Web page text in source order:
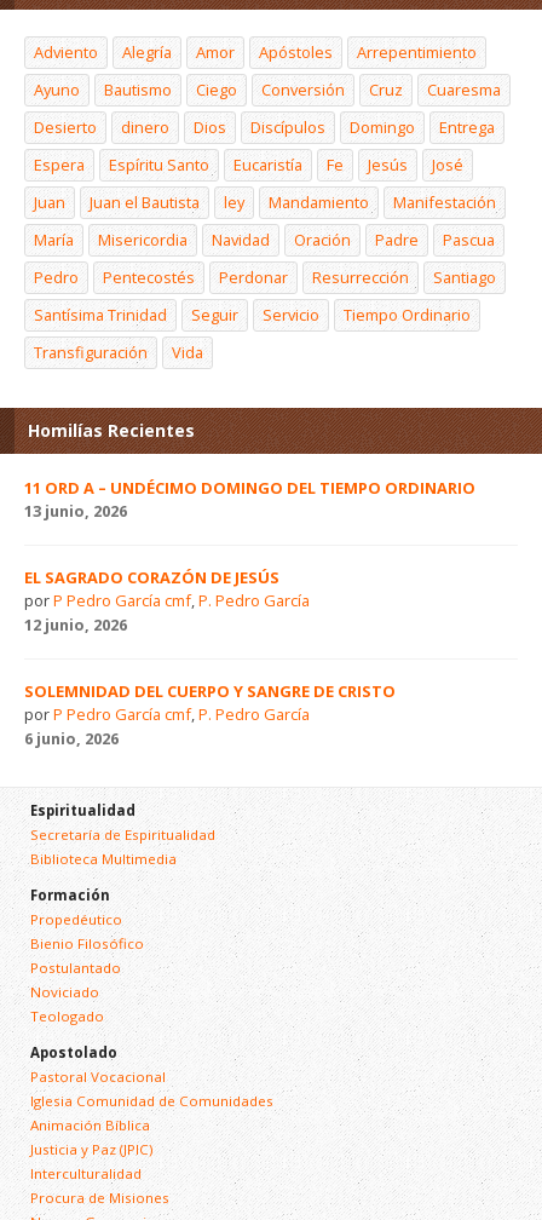
Adviento Alegría Amor Apóstoles
Arrepentimiento
Ayuno
Bautismo Ciego Conversión Cruz
Cuaresma
Desierto
dinero Dios Discípulos Domingo
Entrega
Espera
Espíritu Santo Eucaristía Fe Jesús
José
Juan
Juan el Bautista ley Mandamiento
Manifestación
María
Misericordia Navidad Oración Padre
Pascua
Pedro
Pentecostés Perdonar Resurrección
Santiago
Santísima Trinidad
Seguir Servicio
Tiempo Ordinario
Transfiguración
Vida
Homilías Recientes
11 ORD A – UNDÉCIMO DOMINGO DEL TIEMPO ORDINARIO
13 junio, 2026
EL SAGRADO CORAZÓN DE JESÚS
porP Pedro García cmf,P. Pedro García
12 junio, 2026
SOLEMNIDAD DEL CUERPO Y SANGRE DE CRISTO
porP Pedro García cmf,P. Pedro García
6 junio, 2026
Espiritualidad
Secretaría de Espiritualidad
Biblioteca Multimedia
Formación
Propedéutico
Bienio Filosófico
Postulantado
Noviciado
Teologado
Apostolado
Pastoral Vocacional
Iglesia Comunidad de Comunidades
Animación Bíblica
Justicia y Paz (JPIC)
Interculturalidad
Procura de Misiones